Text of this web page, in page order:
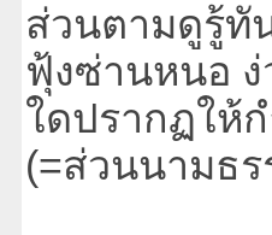
ส่วนตามดูรู้ทั
ฟุ้งซ่านหนอ
ใดปรากฏให้
(=ส่วนนามธร